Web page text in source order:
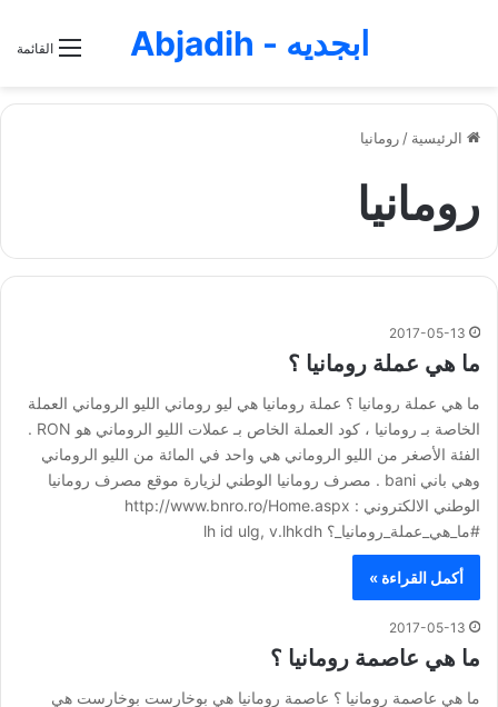
القائمة ابجديه - Abjadih
الرئيسية / رومانيا
رومانيا
2017-05-13
ما هي عملة رومانيا ؟
ما هي عملة رومانيا ؟ عملة رومانيا هي ليو روماني الليو الروماني العملة
الخاصة بـ رومانيا ، كود العملة الخاص بـ عملات الليو الروماني هو RON .
الفئة الأصغر من الليو الروماني هي واحد في المائة من الليو الروماني
وهي باني bani . مصرف رومانيا الوطني لزيارة موقع مصرف رومانيا
الوطني الالكتروني : http://www.bnro.ro/Home.aspx
#ما_هي_عملة_رومانيا_؟ lh id ulg, v.lhkdh
أكمل القراءة »
2017-05-13
ما هي عاصمة رومانيا ؟
ما هي عاصمة رومانيا ؟ عاصمة رومانيا هي بوخارست بوخارست هي